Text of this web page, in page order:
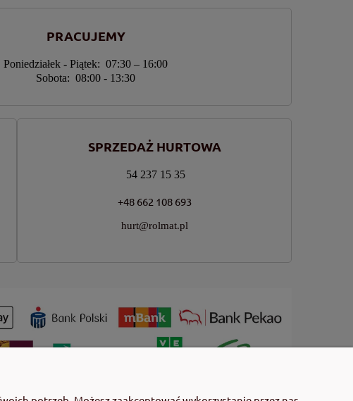
PRACUJEMY
Poniedziałek - Piątek: 07:30 – 16:00
Sobota: 08:00 - 13:30
SPRZEDAŻ HURTOWA
54 237 15 35
+48 662 108 693
hurt@rolmat.pl
każdym użyciem przeczytaj informacje zamieszczone w etykiecie i